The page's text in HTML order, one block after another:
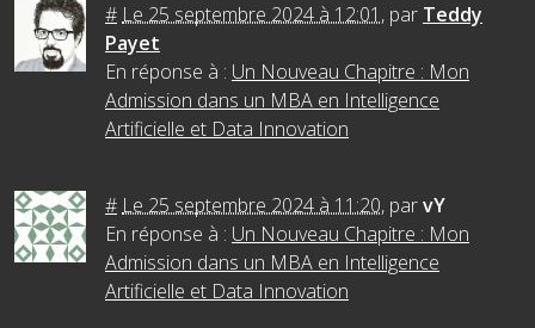
# Le 25 septembre 2024 à 12:01 , par Teddy
Payet
En réponse à : Un Nouveau Chapitre : Mon
Admission dans un MBA en Intelligence
Artificielle et Data Innovation
# Le 25 septembre 2024 à 11:20, parvY
En réponse à : Un Nouveau Chapitre : Mon
Admission dans un MBA en Intelligence
Artificielle et Data Innovation